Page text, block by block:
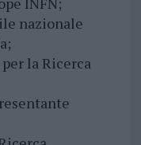
nazionale
la Ricerca